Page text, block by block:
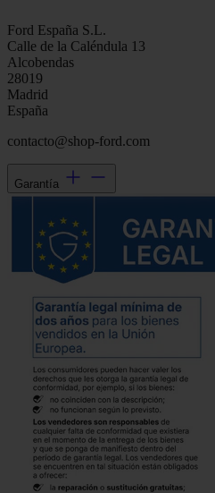
Ford España S.L.
Calle de la Caléndula 13
Alcobendas
28019
Madrid
España
contacto@shop-ford.com
Garantía